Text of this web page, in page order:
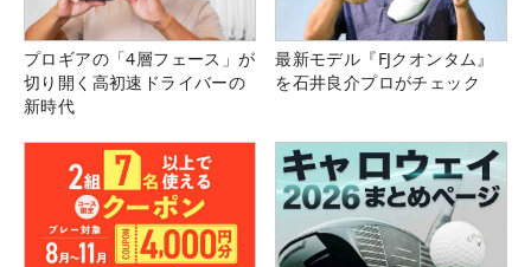
プロギアの「4層フェース」が
切り開く高初速ドライバーの
新時代
最新モデル『FJクオンタム』
を石井良介プロがチェック